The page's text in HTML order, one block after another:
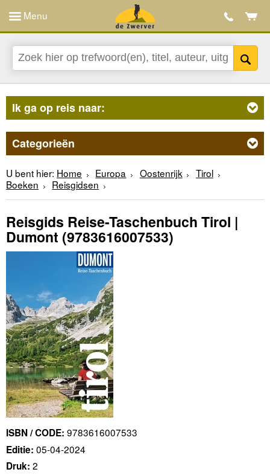
Menu
Ik ga op reis naar:
Categorieën
U bent hier: Home Europa Oostenrijk
Tirol
Boeken
Reisgidsen
Reisgids Reise-Taschenbuch Tirol |
Dumont (9783616007533)
ISBN / CODE: 9783616007533
Editie: 05-04-2024
Druk: 2